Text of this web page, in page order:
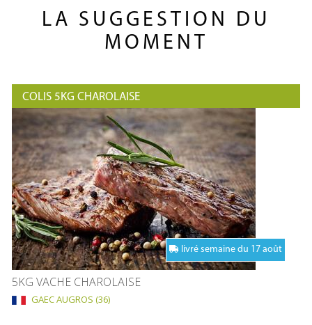
LA SUGGESTION DU
MOMENT
COLIS 5KG CHAROLAISE
livré semaine du 17 août
5KG VACHE CHAROLAISE
GAEC AUGROS (36)